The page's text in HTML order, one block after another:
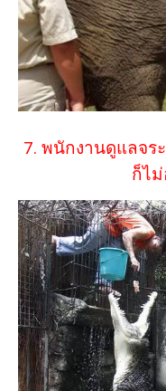
7. พนักงานดูแลจร
ก็ไ